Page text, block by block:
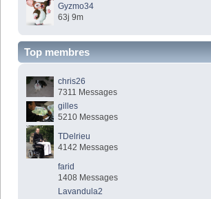
Gyzmo34
63j 9m
Top membres
chris26
7311 Messages
gilles
5210 Messages
TDelrieu
4142 Messages
farid
1408 Messages
Lavandula2